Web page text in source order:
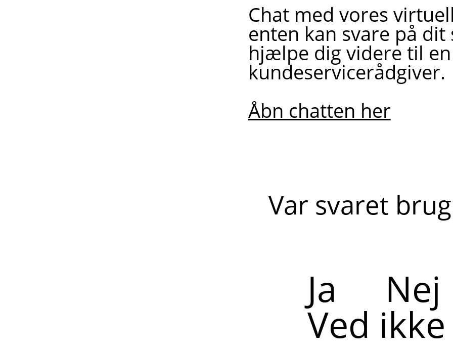
Chat med vores
enten kan svare på
hjælpe dig videre til en
kundeservicerådgiver.
Åbn chatten her
Var svaret
Ja Nej
Ved ikke